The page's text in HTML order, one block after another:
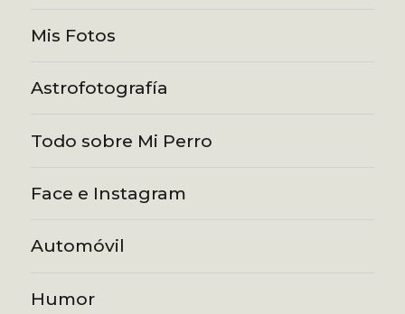
Mis Fotos
Astrofotografía
Todo sobre Mi Perro
Face e Instagram
Automóvil
Humor